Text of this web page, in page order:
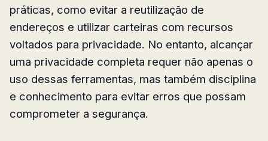
práticas, como evitar a reutilização de
endereços e utilizar carteiras com recursos
voltados para privacidade. No entanto, alcançar
uma privacidade completa requer não apenas o
uso dessas ferramentas, mas também disciplina
e conhecimento para evitar erros que possam
comprometer a segurança.